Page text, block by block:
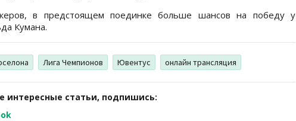
в предстоящем поединке больше шансов на победу у
Кумана.
Лига Чемпионов Ювентус онлайн трансляция
интересные статьи, подпишись: